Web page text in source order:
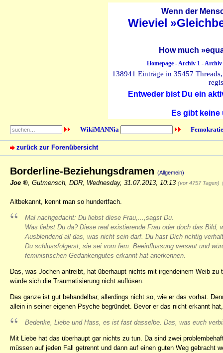
Wenn der
Wieviel
How much
Homepage-Archiv 1-Archiv
138941 Einträge in 35457
Entweder bist Du ein
Es gibt
WikiMANNia
zurück zur Forenübersicht
Borderline-Beziehungsdramen (Allgemein)
Joe Gutmensch, DDR Wednesday, 31.07.2013, 10:13 (vor 4757 Tagen)
Altbekannt, kennt man so hundertfach.
Mal nachgedacht: Du liebst diese Frau,...,sagst Du.
Was liebst Du da? Diese real existierende Frau oder doch das Bild,
Ausblendend all das, was nicht sein darf. Du hast Dich richtig
Du schlussfolgerst, sie sei vom fem. Beeinflussung versaut und
feministischen Gedankengutes erkannt hat anerkennen.
Das, was Jochen antreibt, hat überhaupt nichts mit irgendeinem Weib
würde sich die Traumatisierung nicht auflösen.
Das ganze ist gut behandelbar, allerdings nicht so, wie er das vorhat.
allein in seiner eigenen Psyche begründet. Bevor er das nicht erkannt
Bedenke, Liebe und Hass, es ist fast dasselbe. Das, was euch
Mit Liebe hat das überhaupt gar nichts zu tun. Da sind zwei
müssen auf jeden Fall getrennt und dann auf einen guten Weg gebracht